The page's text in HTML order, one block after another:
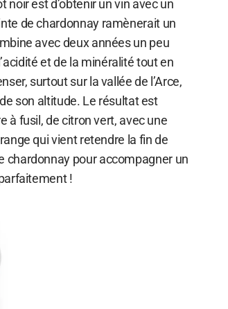
est d’obtenir un vin avec un
de chardonnay ramènerait un
avec deux années un peu
et de la minéralité tout en
surtout sur la vallée de l’Arce,
son altitude. Le résultat est
à fusil, de citron vert, avec une
qui vient retendre la fin de
chardonnay pour accompagner un
!